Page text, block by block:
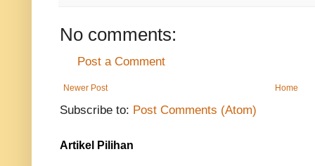
No comments:
Post a Comment
Newer Post Home
Subscribe to: Post Comments (Atom)
Artikel Pilihan